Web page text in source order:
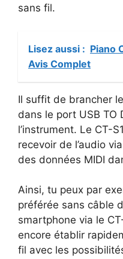
sans fil.
Lisez aussi : Piano
Avis Complet
Il suffit de brancher
dans le port USB TO
l’instrument. Le CT-
recevoir de l’audio
des données MIDI
Ainsi, tu peux par
préférée sans câble
smartphone via le
encore établir
fil avec les